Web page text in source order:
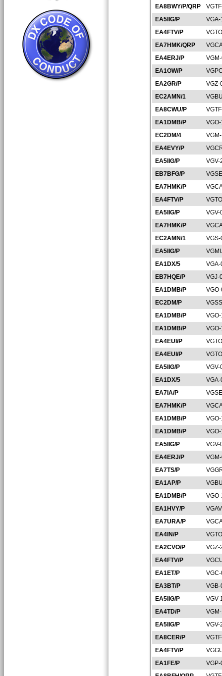
EA8BWY/P/QRP
EA5IIG/P
EA4FTV/P
EA7HMK/QRP
EA4ERJ/P
EA1OW/P
EA2GR/P
VGZ-
EC2AMN/1
EA8CWU/P
EA1DMB/P
EC2DM/4
EA4EVY/P
EA5IIG/P
VGV-
EB7BFG/P
EA7HMK/P
EA4FTV/P
EA5IIG/P
VGV-
EA7HMK/P
EC2AMN/1
EA5IIG/P
EA1DX/5
EB7HQE/P
VGJ-
EA1DMB/P
EC2DM/P
EA1DMB/P
EA1DMB/P
EA4EUI/P
EA4EUI/P
EA5IIG/P
VGV-
EA1DX/5
EA7IA/P
EA7HMK/P
EA1DMB/P
EA1DMB/P
EA5IIG/P
VGV-
EA4ERJ/P
EA7TS/P
EA1AP/P
EA1DMB/P
EA1HVY/P
EA7URA/P
EA4IN/P
EA2CVO/P
VGZ-
EA4FTV/P
EA1ET/P
EA3BT/P
EA5IIG/P
VGV-
EA4TD/P
EA5IIG/P
VGV-
EA8CER/P
EA4FTV/P
EA1FE/P